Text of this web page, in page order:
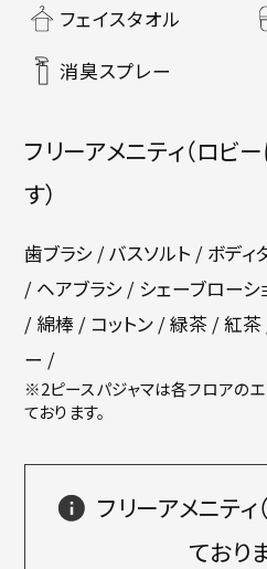
フェイスタオル
消臭スプレー
フリーアメニティ（ロビ
す）
歯ブラシ / バスソルト / ボディ
/ ヘアブラシ / シェーブローシ
/ 綿棒 / コットン / 緑茶 / 紅
ー /
※2ピースパジャマは各フロアの
ております。
フリーアメニテ
ており